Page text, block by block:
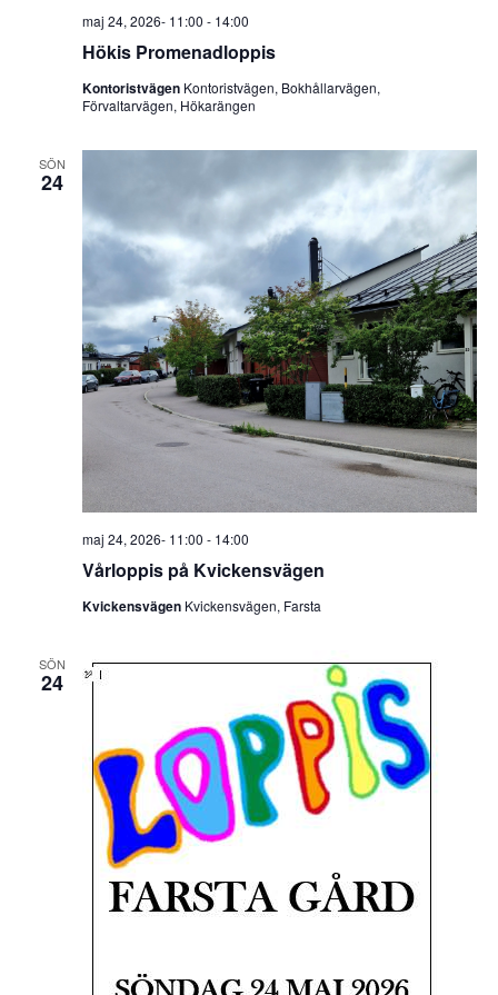
Hökis Promenadloppis
maj 24, 2026- 11:00 - 14:00
Kontoristvägen Kontoristvägen, Bokhållarvägen,
Förvaltarvägen, Hökarängen
SÖN
24
Vårloppis på Kvickensvägen
maj 24, 2026- 11:00 - 14:00
Kvickensvägen Kvickensvägen, Farsta
SÖN
24